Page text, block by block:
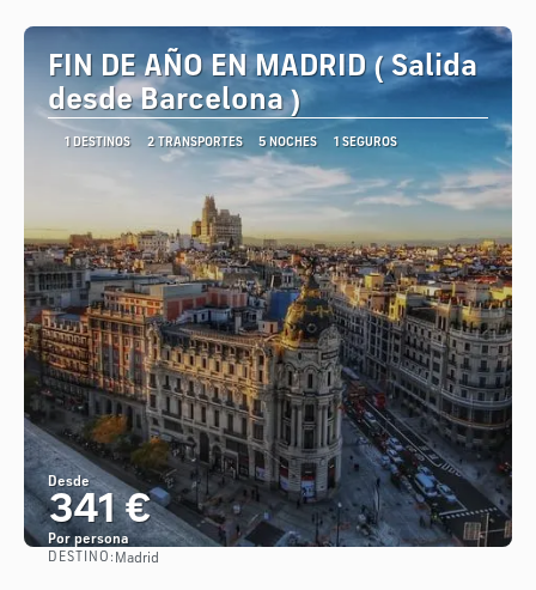
FIN DE AÑO EN MADRID ( Salida
desde Barcelona )
1 DESTINOS 2 TRANSPORTES 5 NOCHES 1 SEGUROS
Desde
341 €
Por persona
DESTINO: Madrid